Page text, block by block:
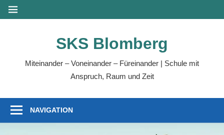
Zum
Inhalt
MENÜ
SKS Blomberg
Miteinander – Voneinander – Füreinander | Schule mit
Anspruch, Raum und Zeit
NAVIGATION